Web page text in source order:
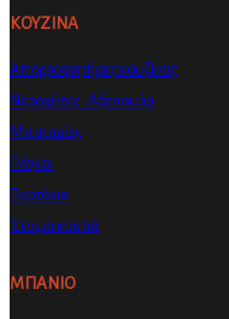
ΚΟΥΖΙΝΑ
Απορροφητήρες κουζίνας
Νεροχύτες -Αξεσουάρ
Μπαταρίες
Πάγκοι
Πορτάκια
Έτοιμα κουτιά
ΜΠΑΝΙΟ